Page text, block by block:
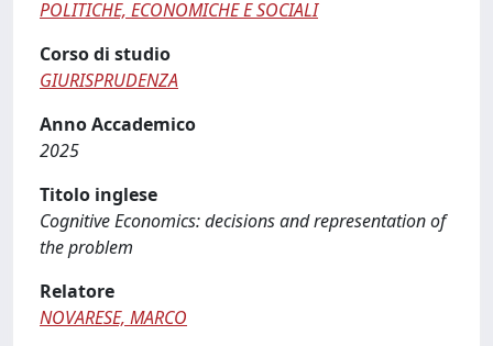
POLITICHE, ECONOMICHE E SOCIALI
Corso di studio
GIURISPRUDENZA
Anno Accademico
2025
Titolo inglese
Cognitive Economics: decisions and representation of
the problem
Relatore
NOVARESE, MARCO